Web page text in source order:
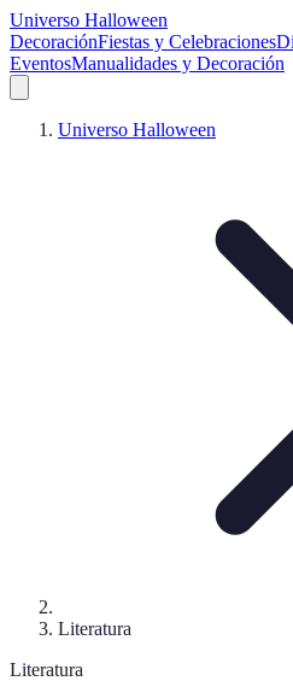
Universo Halloween
DecoraciónFiestas y Celebraciones
EventosManualidades y Decoración
Universo Halloween
Literatura
Literatura